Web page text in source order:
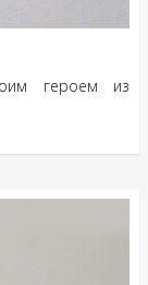
героем из